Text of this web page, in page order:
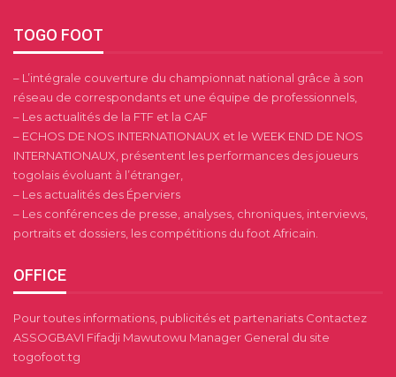
TOGO FOOT
– L’intégrale couverture du championnat national grâce à son
réseau de correspondants et une équipe de professionnels,
– Les actualités de la FTF et la CAF
– ECHOS DE NOS INTERNATIONAUX et le WEEK END DE NOS
INTERNATIONAUX, présentent les performances des joueurs
togolais évoluant à l’étranger,
– Les actualités des Éperviers
– Les conférences de presse, analyses, chroniques, interviews,
portraits et dossiers, les compétitions du foot Africain.
OFFICE
Pour toutes informations, publicités et partenariats Contactez
ASSOGBAVI Fifadji Mawutowu Manager General du site
togofoot.tg